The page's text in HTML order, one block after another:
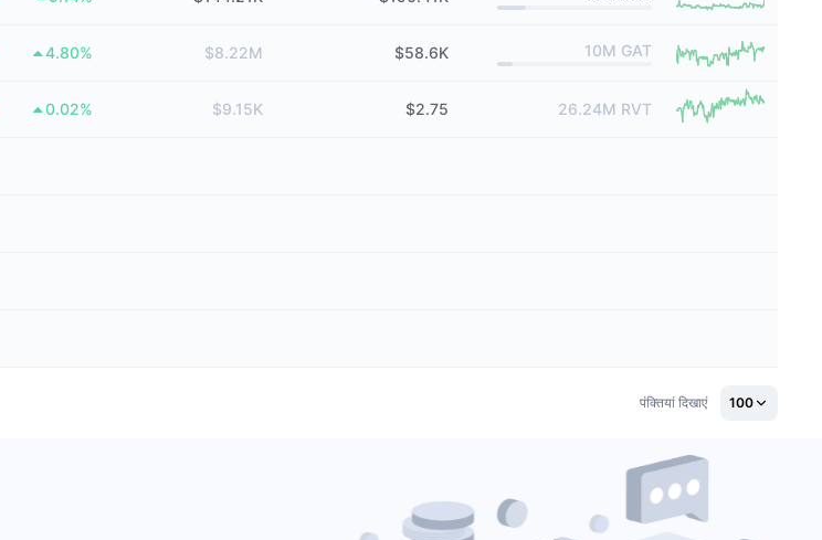
4.80% $8.22M $58.6K 10M GAT
0.02% $9.15K $2.75 26.24M RVT
पंक्तियां दिखाएं 100